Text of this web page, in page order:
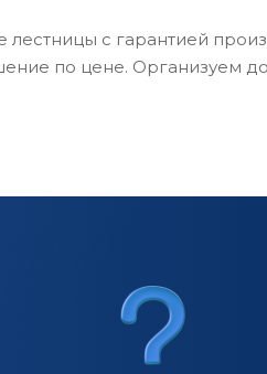
с гарантией
по цене. Организуем